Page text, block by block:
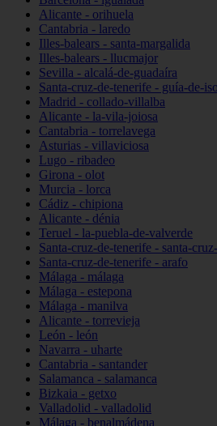
Alicante - orihuela
Cantabria - laredo
Illes-balears - santa-margalida
Illes-balears - llucmajor
Sevilla - alcalá-de-guadaíra
Santa-cruz-de-tenerife - guía-de-
Madrid - collado-villalba
Alicante - la-vila-joiosa
Cantabria - torrelavega
Asturias - villaviciosa
Lugo - ribadeo
Girona - olot
Murcia - lorca
Cádiz - chipiona
Alicante - dénia
Teruel - la-puebla-de-valverde
Santa-cruz-de-tenerife - santa-
Santa-cruz-de-tenerife - arafo
Málaga - málaga
Málaga - estepona
Málaga - manilva
Alicante - torrevieja
León - león
Navarra - uharte
Cantabria - santander
Salamanca - salamanca
Bizkaia - getxo
Valladolid - valladolid
Málaga - benalmádena